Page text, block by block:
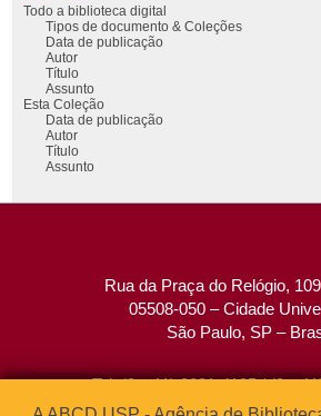
Todo a biblioteca digital
Tipos de documento & Coleções
Data de publicação
Autor
Título
Assunto
Esta Coleção
Data de publicação
Autor
Título
Assunto
Rua da Praça do Relógio,
05508-050 – Cidade
São Paulo, SP –
Tel: (0xx11) 3091-4195 /
Fax: (0xx11) 3091-